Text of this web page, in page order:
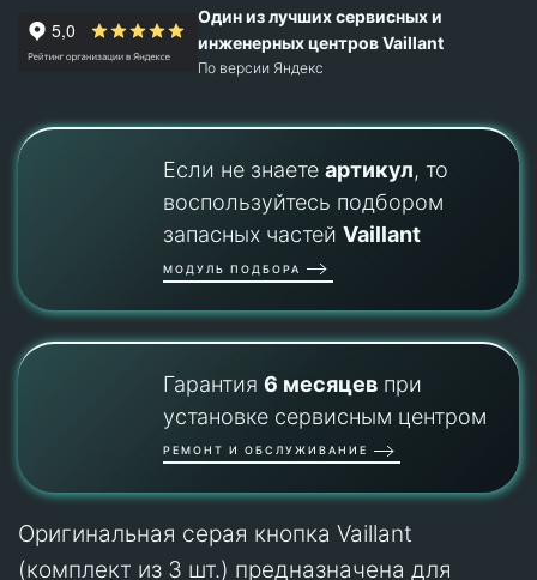
Один из лучших сервисных и
инженерных центров Vaillant
По версии Яндекс
Если не знаете артикул, то
воспользуйтесь подбором
запасных частей Vaillant
МОДУЛЬ ПОДБОРА
Гарантия 6 месяцевпри
установке сервисным центром
РЕМОНТ И ОБСЛУЖИВАНИЕ
Оригинальная серая кнопка Vaillant
(комплект из 3 шт.) предназначена для